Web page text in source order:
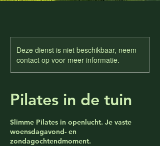
Deze dienst is niet beschikbaar, neem
contact op voor meer informatie.
Pilates in de tuin
Slimme Pilates in openlucht. Je vaste
woensdagavond- en
zondagochtendmoment.